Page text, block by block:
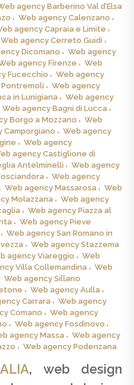
agency Barberino Val d’Elsa
Web agency Calenzano
agency Capraia e Limite
Web agency Cerreto Guidi
Dicomano
Web agency
agency Firenze
Web
Fucecchio
Web agency
Web agency
in Lunigiana
Web agency
Web agency Bagni di Lucca
Borgo a Mozzano
Web
Camporgiano
Web agency
Web agency
agency Castiglione di
Antelminelli
Web agency
Web agency
Web agency Massarosa
Web
Molazzana
Web agency
Web agency Piazza al
Web agency Pieve
Web agency San Romano in
Web agency Stazzema
agency Viareggio
Web
Villa Collemandina
Web
Web agency Sillano
Web agency Aulla
Carrara
Web agency
Comano
Web agency
Web agency Fosdinovo
agency Massa
Web agency
Web agency Podenzana
, web design